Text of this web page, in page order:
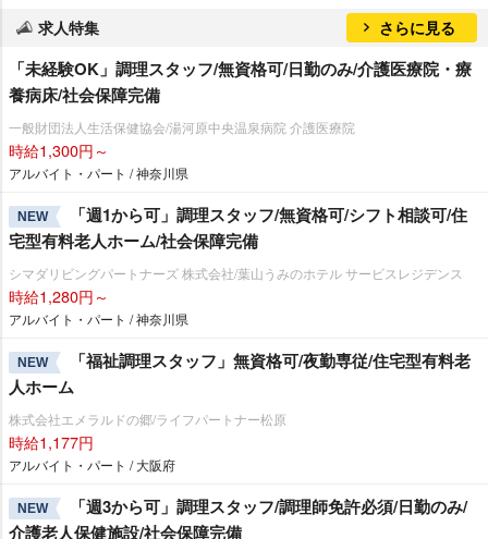
求人特集 さらに見る
「未経験OK」調理スタッフ/無資格可/日勤のみ/介護医療院・療
養病床/社会保障完備
一般財団法人生活保健協会/湯河原中央温泉病院 介護医療院
時給1,300円～
アルバイト・パート / 神奈川県
NEW
「週1から可」調理スタッフ/無資格可/シフト相談可/住
宅型有料老人ホーム/社会保障完備
シマダリビングパートナーズ 株式会社/葉山うみのホテル サービスレジデンス
時給1,280円～
アルバイト・パート / 神奈川県
NEW
「福祉調理スタッフ」無資格可/夜勤専従/住宅型有料老
人ホーム
株式会社エメラルドの郷/ライフパートナー松原
時給1,177円
アルバイト・パート / 大阪府
NEW
「週3から可」調理スタッフ/調理師免許必須/日勤のみ/
介護老人保健施設/社会保障完備